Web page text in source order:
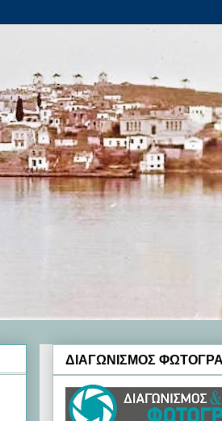
ΔΙΑΓΩΝΙΣΜΟΣ